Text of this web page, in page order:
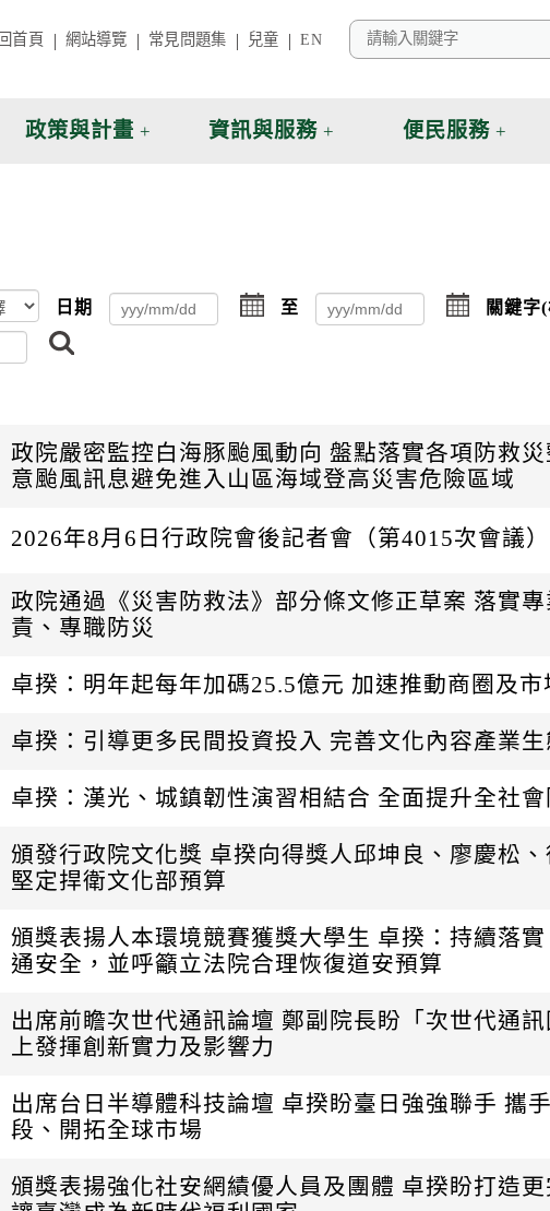
回首頁 網站導覽 常見問題集 兒童 EN
政策與計畫 資訊與服務 便民服務
日期
點
擊
日
至
點
擊
日
關鍵字
尋
政院嚴密監控白海豚颱風動向 盤點落實各項防救
意颱風訊息避免進入山區海域登高災害危險區域
2026年8月6日行政院會後記者會（第4015次會議）
政院通過《災害防救法》部分條文修正草案 落實
責、專職防災
卓揆：明年起每年加碼25.5億元 加速推動商圈及市
卓揆：引導更多民間投資投入 完善文化內容產業生
卓揆：漢光、城鎮韌性演習相結合 全面提升全社
頒發行政院文化獎 卓揆向得獎人邱坤良、廖慶松
堅定捍衛文化部預算
頒獎表揚人本環境競賽獲獎大學生 卓揆：持續落
通安全，並呼籲立法院合理恢復道安預算
出席前瞻次世代通訊論壇 鄭副院長盼「次世代通
上發揮創新實力及影響力
出席台日半導體科技論壇 卓揆盼臺日強強聯手 攜
段、開拓全球市場
頒獎表揚強化社安網績優人員及團體 卓揆盼打造